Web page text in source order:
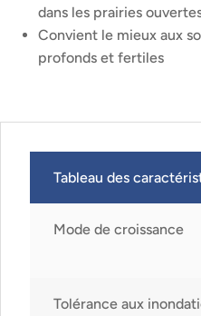
dans les prairies
Convient le mieux aux
profonds et fertiles
Tableau des
Mode de croissance
Tolérance aux